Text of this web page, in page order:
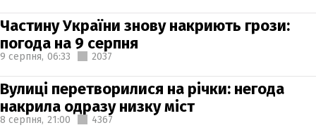
Частину України знову накриють грози:
погода на 9 серпня
9 серпня, 06:33 2037
Вулиці перетворилися на річки: негода
накрила одразу низку міст
8 серпня, 21:00 4367